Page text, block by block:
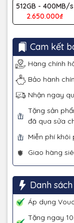
512GB - 400MB/s
2.650.000₫
Cam kết
Hàng chính
Bảo hành
Nhận ngay
Tặng sản
đã qua sửa
Miễn phí
Giao hàng
Danh
Áp dụng
Tặng ngay